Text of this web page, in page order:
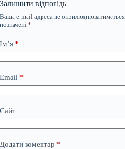
Залишити відповідь
Ваша e-mail адреса не оприлюднюватиметься.
позначені *
Ім’я *
Email *
Сайт
Додати коментар *